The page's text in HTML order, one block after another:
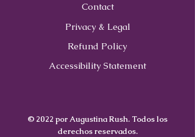
Contact
Privacy & Legal
Refund Policy
Accessibility Statement
© 2022 por Augustina Rush. Todos los
derechos reservados.